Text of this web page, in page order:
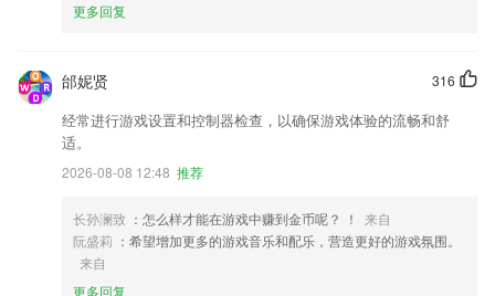
更多回复
316
邰妮贤
经常进行游戏设置和控制器检查，以确保游戏体验的流畅和舒
适。
2026-08-08 12:48 推荐
长孙澜致 ：怎么样才能在游戏中赚到金币呢？ ！
来自
阮盛莉 ：希望增加更多的游戏音乐和配乐，营造更好的游戏氛围。
来自
更多回复